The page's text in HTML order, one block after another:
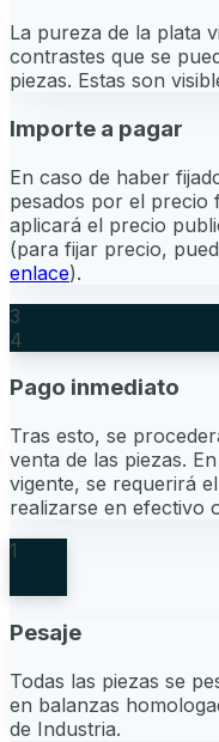
La pureza de la plata
contrastes que se
piezas. Estas son
Importe a pagar
En caso de haber
pesados por el precio
aplicará el precio
(para fijar precio,
enlace).
3
4
Pago inmediato
Tras esto, se
venta de las piezas.
vigente, se requerirá
realizarse en efectivo
1
Pesaje
Todas las piezas se
en balanzas
de Industria.